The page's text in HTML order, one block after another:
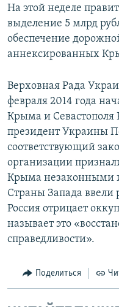
На этой неделе
выделение 5 млрд
обеспечение
аннексированных
Верховная Рада
февраля 2014 года
Крыма и Севастополя
президент Украины
соответствующий
организации
Крыма незаконными
Страны Запада ввели
Россия отрицает
называет это
справедливости».
Поделиться